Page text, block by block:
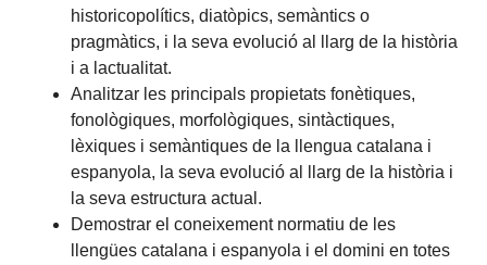
historicopolítics, diatòpics, semàntics o
pragmàtics, i la seva evolució al llarg de la història
i a lactualitat.
Analitzar les principals propietats fonètiques,
fonològiques, morfològiques, sintàctiques,
lèxiques i semàntiques de la llengua catalana i
espanyola, la seva evolució al llarg de la història i
la seva estructura actual.
Demostrar el coneixement normatiu de les
llengües catalana i espanyola i el domini en totes